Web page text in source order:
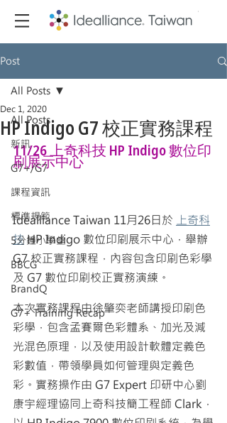
Post
All Posts
新訊
G7+/G7
課程資訊
標準規範
5分鐘小學堂
BBCG
BrandQ
G7+ Training Recap
All Posts
HP Indigo G7 校正實務課程
Dec 1, 2020
11/26 上奇科技 HP Indigo 數位印
刷展示中心
Idealliance Taiwan 11月26日於 上奇科
技 HP Indigo 數位印刷展示中心，舉辦
G7 校正實務課程，內容包含印刷色彩學
及 G7 數位印刷校正實務演練。
本次實務課程由徐肇奕老師講授印刷色
彩學，包含孟賽爾色彩體系、加光及減
光混色原理，以及使用設計軟體定義色
彩數值，帶領學員如何管理與定義色
彩。實務操作由 G7 Expert 印研中心劉
康宇經理協同上奇科技簡工程師 Clark，